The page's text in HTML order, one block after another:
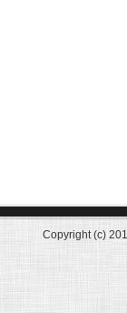
Copyright (c)